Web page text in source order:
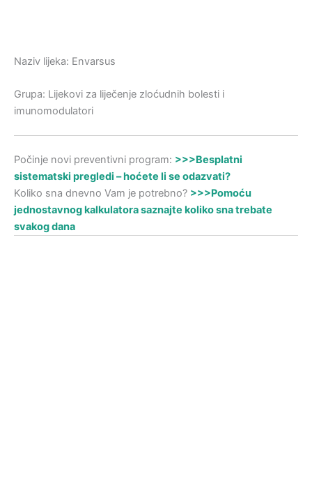
Naziv lijeka: Envarsus
Grupa: Lijekovi za liječenje zloćudnih bolesti i
imunomodulatori
Počinje novi preventivni program: >>>Besplatni
sistematski pregledi – hoćete li se odazvati?
Koliko sna dnevno Vam je potrebno? >>>Pomoću
jednostavnog kalkulatora saznajte koliko sna trebate
svakog dana